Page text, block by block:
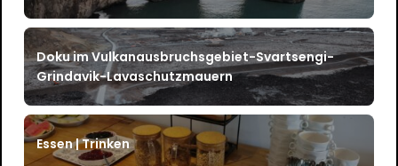
Doku im Vulkanausbruchsgebiet-Svartsengi-
Grindavik-Lavaschutzmauern
Essen | Trinken